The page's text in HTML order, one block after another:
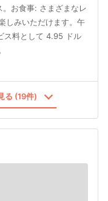
お食事: さまざまなレ
しみいただけます。午
ス料として 4.95 ドル
る (19件)